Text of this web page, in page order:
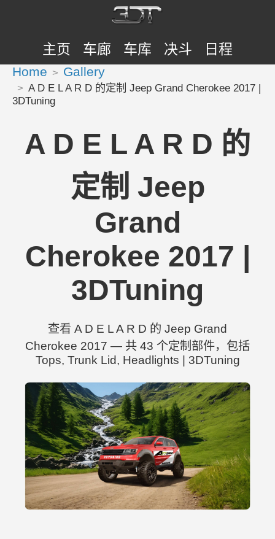
主页 车廊 车库 决斗 日程
Home Gallery
A D E L A R D 的定制 Jeep Grand Cherokee 2017 |
3DTuning
A D E L A R D 的
定制 Jeep
Grand
Cherokee 2017 |
3DTuning
查看 A D E L A R D 的 Jeep Grand
Cherokee 2017 — 共 43 个定制部件，包括
Tops, Trunk Lid, Headlights | 3DTuning